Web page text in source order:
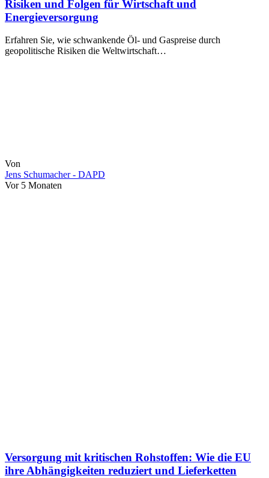
Risiken und Folgen für Wirtschaft und
Energieversorgung
Erfahren Sie, wie schwankende Öl- und Gaspreise durch
geopolitische Risiken die Weltwirtschaft…
Von
Jens Schumacher - DAPD
Vor 5 Monaten
Versorgung mit kritischen Rohstoffen: Wie die EU
ihre Abhängigkeiten reduziert und Lieferketten